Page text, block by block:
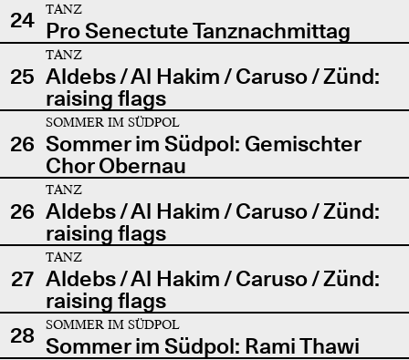
24
TANZ
Pro Senectute Tanznachmittag
25
TANZ
Aldebs / Al Hakim / Caruso / Zünd:
raising flags
26
SOMMER IM SÜDPOL
Sommer im Südpol: Gemischter
Chor Obernau
26
TANZ
Aldebs / Al Hakim / Caruso / Zünd:
raising flags
27
TANZ
Aldebs / Al Hakim / Caruso / Zünd:
raising flags
28
SOMMER IM SÜDPOL
Sommer im Südpol: Rami Thawi